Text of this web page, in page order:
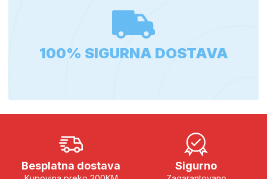
100% SIGURNA DOSTAVA
Besplatna dostava Sigurno